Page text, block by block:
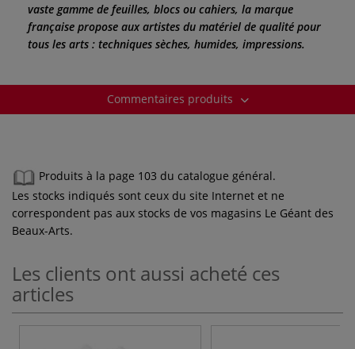
vaste gamme de feuilles, blocs ou cahiers, la marque
française propose aux artistes du matériel de qualité pour
tous les arts : techniques sèches, humides, impressions.
Commentaires produits
Produits à la page 103 du catalogue général.
Les stocks indiqués sont ceux du site Internet et ne
correspondent pas aux stocks de vos magasins Le Géant des
Beaux-Arts.
Les clients ont aussi acheté ces
articles